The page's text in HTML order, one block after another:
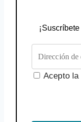
Acepto la